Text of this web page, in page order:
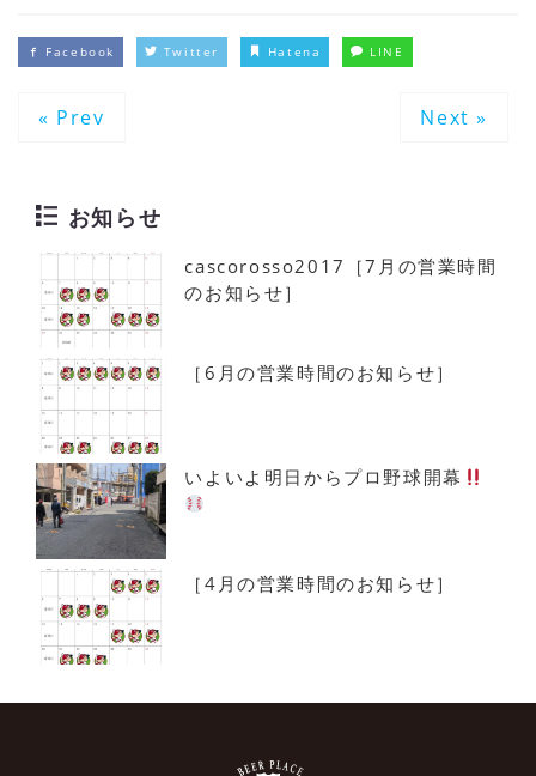
Facebook Twitter Hatena LINE
« Prev Next »
お知らせ
cascorosso2017［7月の営業時間
のお知らせ］
［6月の営業時間のお知らせ］
いよいよ明日からプロ野球開幕
［4月の営業時間のお知らせ］